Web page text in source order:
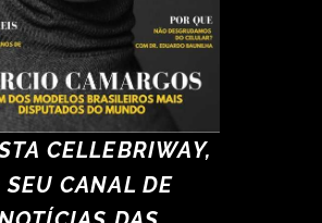
CELLEBRIWAY,
SEU CANAL DE